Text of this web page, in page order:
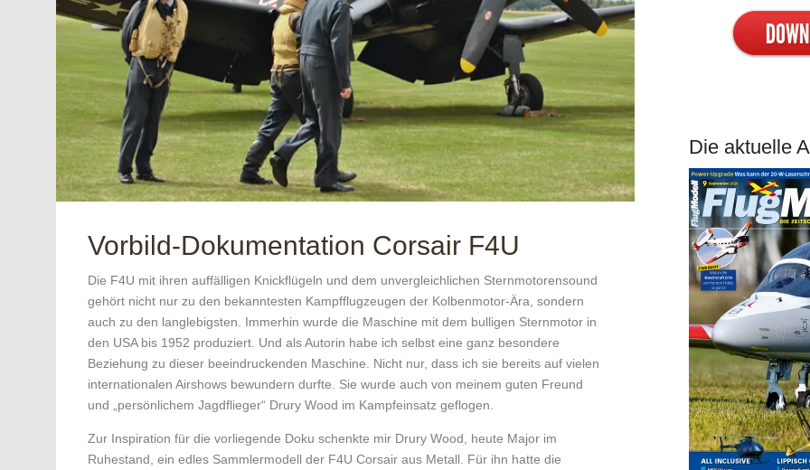
Vorbild-Dokumentation Corsair F4U
Die F4U mit ihren auffälligen Knickflügeln und dem unvergleichlichen Sternmotorensound
gehört nicht nur zu den bekanntesten Kampfflugzeugen der Kolbenmotor-Ära, sondern
auch zu den langlebigsten. Immerhin wurde die Maschine mit dem bulligen Sternmotor in
den USA bis 1952 produziert. Und als Autorin habe ich selbst eine ganz besondere
Beziehung zu dieser beeindruckenden Maschine. Nicht nur, dass ich sie bereits auf vielen
internationalen Airshows bewundern durfte. Sie wurde auch von meinem guten Freund
und „persönlichem Jagdflieger“ Drury Wood im Kampfeinsatz geflogen.
Zur Inspiration für die vorliegende Doku schenkte mir Drury Wood, heute Major im
Ruhestand, ein edles Sammlermodell der F4U Corsair aus Metall. Für ihn hatte die
Die aktuelle